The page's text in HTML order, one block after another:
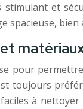
et
spacieuse,
pour
toujours
à